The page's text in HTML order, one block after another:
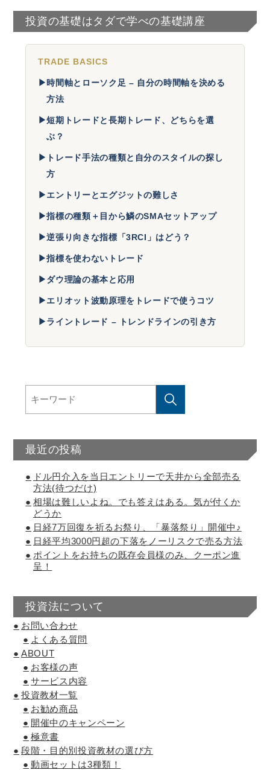
投資の基礎はタダで学べの基礎講座
TRADE BASICS
▶時間軸とローソク足 – 自分の時間軸を決める
方法
▶短期トレードと長期トレード、どちらを選
ぶ？
▶ トレード手法の種類と自分のスタイルの探し
方
▶エントリーとエグジットの難しさ
▶指標の種類＋目から鱗のSMAセットアップ
▶逆張り向きな指標「3RCI」はどう？
▶指標を使わないトレード
▶ダウ理論の基本と応用
▶エリオット波動原理をトレードで使うコツ
▶ライントレード – トレンドラインの引き方
最近の投稿
ドル円介入を当日エントリーで天井から全部売る
方法(待つだけ)
相場は難しいよね。でも答えはある。気が付くか
どうか
日経7万回復を祈るお祭り、「暴落祭り」開催中♪
日経平均3000円超の下落をノーリスクで売る方法
ポイントをお持ちの既存会員様のみ、クーポン進
呈！
投資法について
お問い合わせ
よくある質問
ABOUT
お客様の声
サービス内容
投資教材一覧
お勧め商品
開催中のキャンペーン
極意書
段階・目的別投資教材の選び方
動画セットは3種類！